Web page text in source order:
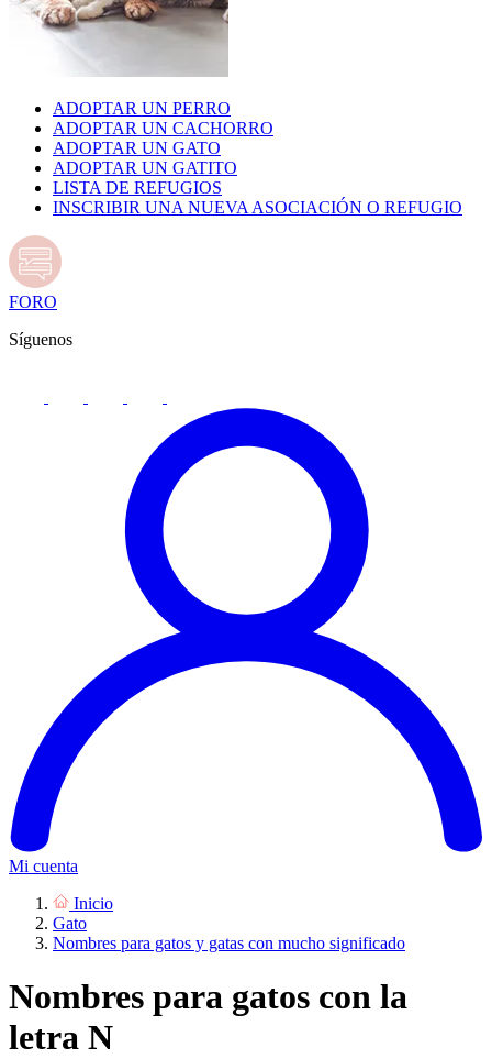
ADOPTAR UN PERRO
ADOPTAR UN CACHORRO
ADOPTAR UN GATO
ADOPTAR UN GATITO
LISTA DE REFUGIOS
INSCRIBIR UNA NUEVA ASOCIACIÓN O REFUGIO
FORO
Síguenos
Mi cuenta
Inicio
Gato
Nombres para gatos y gatas con mucho significado
Nombres para gatos con la
letra N